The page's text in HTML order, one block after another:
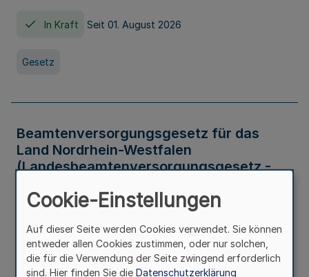
In Kraft Seit 01. August 2026
Gesetz
Beamtenversorgungsgesetz für das
Land Nordrhein-Westfalen
(Landesbeamtenversorgungsgesetz -
Gesetz
Cookie-Einstellungen
Auf dieser Seite werden Cookies verwendet. Sie können
entweder allen Cookies zustimmen, oder nur solchen,
die für die Verwendung der Seite zwingend erforderlich
sind. Hier finden Sie die Datenschutzerklärung